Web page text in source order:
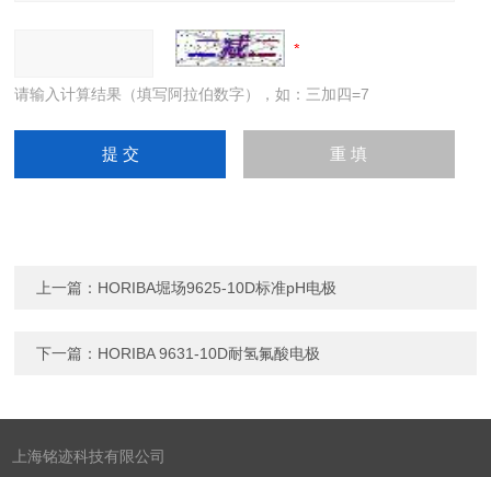
请输入计算结果（填写阿拉伯数字），如：三加四=7
上一篇： HORIBA堀场9625-10D标准pH电极
下一篇： HORIBA 9631-10D耐氢氟酸电极
上海铭迹科技有限公司